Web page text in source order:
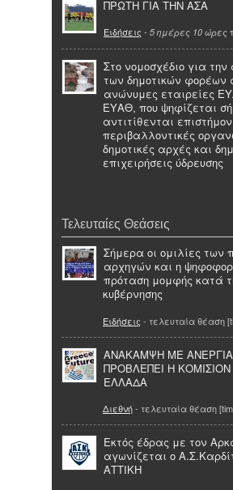
ΠΡΩΤΗ ΓΙΑ ΤΗΝ ΑΣΑ
Ειδήσεις - 5 ημέρες 10 ώρες
Στο νομοσχέδιο για
των δημοτικών φορέων
ανώνυμες εταιρείες
ΕΥΑΘ, που ψηφίζεται
αντιτίθενται
περιβαλλοντικές
δημοτικές αρχές και
επιχειρήσεις ύδρευσης
Τελευταίες Θεάσεις
Σήμερα οι ομιλίες των
αρχηγών και η
πρόταση μομφής κατά
κυβέρνησης
Ειδήσεις - τελευταία θέαση
ΑΝΑΚΑΜΨΗ ΜΕ
ΠΡΟΒΛΕΠΕΙ Η ΚΟΜΙΣΙΟΝ
ΕΛΛΑΔΑ
Διεθνή- τελευταία θέαση
Εκτός έδρας με τον
αγωνίζεται ο
ΑΤΤΙΚΗ